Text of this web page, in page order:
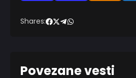
Shares:
Povezane vesti